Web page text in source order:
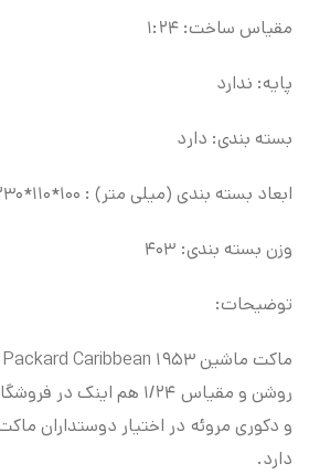
مقیاس ساخت: ۱:۲۴
پایه: ندارد
بسته بندی: دارد
ابعاد بسته بندی (میلی متر) : ۱۰۰*۱۱۰*۲۳۰
وزن بسته بندی: ۴۰۳
توضیحات:
روشن و مقیاس ۱/۲۴ هم
و دکوری مروئه در اختیار دوستداران
دارد.